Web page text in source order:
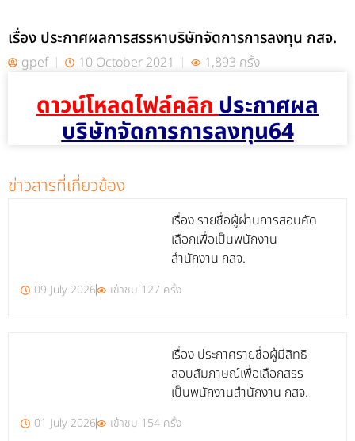
เรื่อง ประกาศผลการสรรหาบริษัทจัดการการลงทุน กสจ.
gpef 10 October 2021 1,893 ครั้ง
ดาวน์โหลดไฟล์คลิกประกาศผล
บริษัทจัดการการลงทุน64
ข่าวสารที่เกี่ยวข้อง
เรื่อง รายชื่อผู้ผ่านการสอบคัด
เลือกเพื่อเป็นพนักงาน
สำนักงาน กสจ.
09 July 2026 เข้าชม 127 ครั้ง
เรื่อง ประกาศรายชื่อผู้มีสิทธิ
สอบสัมภาษณ์เพื่อเลือกสรร
เป็นพนักงานสำนักงาน กสจ.
01 July 2026 เข้าชม 154 ครั้ง